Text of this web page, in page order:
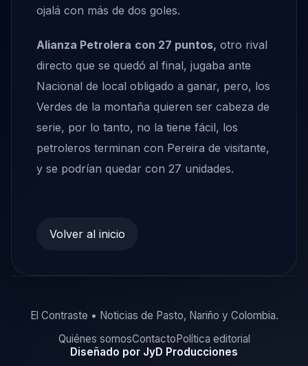
ojalá con más de dos goles.
Alianza Petrolera con 27 puntos, otro rival
directo que se quedó al final, jugaba ante
Nacional de local obligado a ganar, pero, los
Verdes de la montaña quieren ser cabeza de
serie, por lo tanto, no la tiene fácil, los
petroleros terminan con Pereira de visitante,
y se podrían quedar con 27 unidades.
Volver al inicio
El Contraste • Noticias de Pasto, Nariño y Colombia.
Quiénes somosContactoPolítica editorial
Diseñado por JyD Producciones